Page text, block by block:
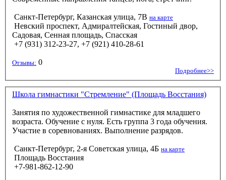
Санкт-Петербург, Казанская улица, 7В на карте
Невский проспект, Адмиралтейская, Гостиный двор,
Садовая, Сенная площадь, Спасская
+7 (931) 312-23-27, +7 (921) 410-28-61
Отзывы: 0
Подробнее>>
Школа гимнастики "Стремление" (Площадь Восстания)
Занятия по художественной гимнастике для младшего
возраста. Обучение с нуля. Есть группа 3 года обучения.
Участие в соревнованиях. Выполнение разрядов.
Санкт-Петербург, 2-я Советская улица, 4Б на карте
Площадь Восстания
+7-981-862-12-90